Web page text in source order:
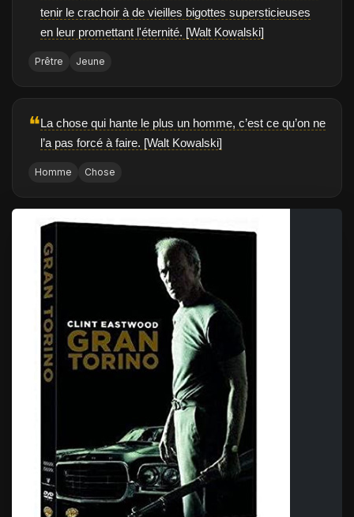
tenir le crachoir à de vieilles bigottes supersticieuses
en leur promettant l'éternité. [Walt Kowalski]
Prêtre Jeune
❝La chose qui hante le plus un homme, c’est ce qu’on ne
l’a pas forcé à faire. [Walt Kowalski]
Homme Chose